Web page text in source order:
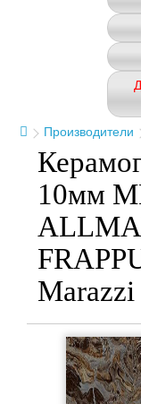
Производители
10мм
Marazzi